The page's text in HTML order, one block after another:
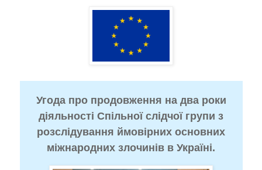
Угода про продовження на два роки
діяльності Спільної слідчої групи з
розслідування ймовірних основних
міжнародних злочинів в Україні.